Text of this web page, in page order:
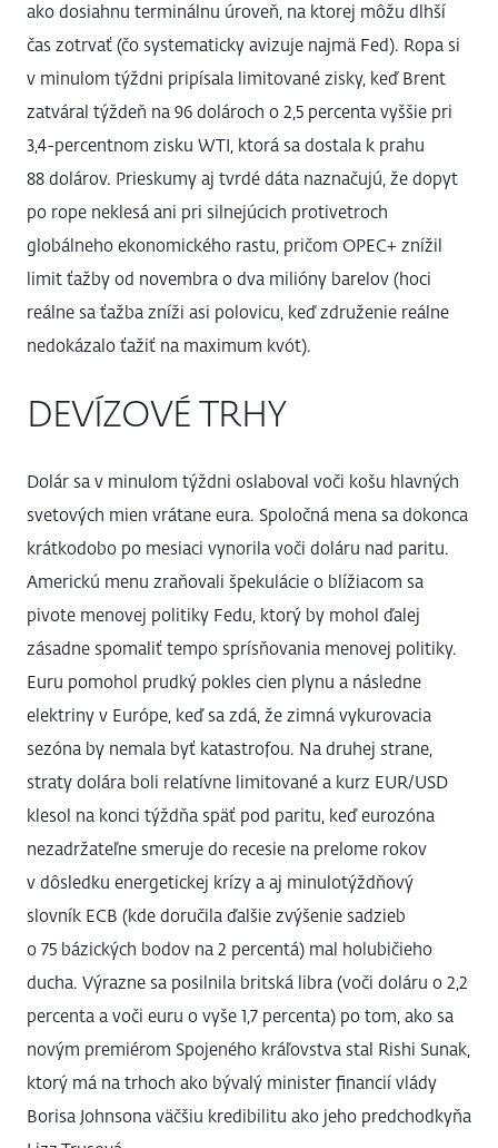
ako dosiahnu terminálnu úroveň, na ktorej môžu dlhší
čas zotrvať (čo systematicky avizuje najmä Fed). Ropa si
v minulom týždni pripísala limitované zisky, keď Brent
zatváral týždeň na 96 dolároch o 2,5 percenta vyššie pri
3,4-percentnom zisku WTI, ktorá sa dostala k prahu
88 dolárov. Prieskumy aj tvrdé dáta naznačujú, že dopyt
po rope neklesá ani pri silnejúcich protivetroch
globálneho ekonomického rastu, pričom OPEC+ znížil
limit ťažby od novembra o dva milióny barelov (hoci
reálne sa ťažba zníži asi polovicu, keď združenie reálne
nedokázalo ťažiť na maximum kvót).
DEVÍZOVÉ TRHY
Dolár sa v minulom týždni oslaboval voči košu hlavných
svetových mien vrátane eura. Spoločná mena sa dokonca
krátkodobo po mesiaci vynorila voči doláru nad paritu.
Americkú menu zraňovali špekulácie o blížiacom sa
pivote menovej politiky Fedu, ktorý by mohol ďalej
zásadne spomaliť tempo sprísňovania menovej politiky.
Euru pomohol prudký pokles cien plynu a následne
elektriny v Európe, keď sa zdá, že zimná vykurovacia
sezóna by nemala byť katastrofou. Na druhej strane,
straty dolára boli relatívne limitované a kurz EUR/USD
klesol na konci týždňa späť pod paritu, keď eurozóna
nezadržateľne smeruje do recesie na prelome rokov
v dôsledku energetickej krízy a aj minulotýždňový
slovník ECB (kde doručila ďalšie zvýšenie sadzieb
o 75 bázických bodov na 2 percentá) mal holubičieho
ducha. Výrazne sa posilnila britská libra (voči doláru o 2,2
percenta a voči euru o vyše 1,7 percenta) po tom, ako sa
novým premiérom Spojeného kráľovstva stal Rishi Sunak,
ktorý má na trhoch ako bývalý minister financií vlády
Borisa Johnsona väčšiu kredibilitu ako jeho predchodkyňa